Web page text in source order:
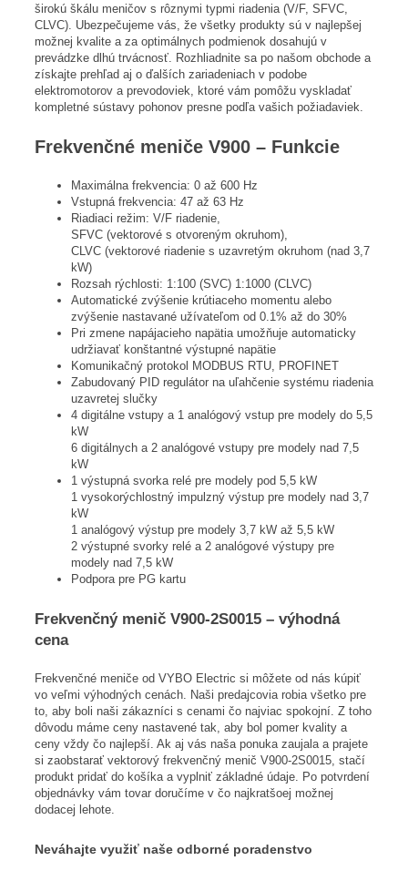
širokú škálu meničov s rôznymi typmi riadenia (V/F, SFVC,
CLVC). Ubezpečujeme vás, že všetky produkty sú v najlepšej
možnej kvalite a za optimálnych podmienok dosahujú v
prevádzke dlhú trvácnosť. Rozhliadnite sa po našom obchode a
získajte prehľad aj o ďalších zariadeniach v podobe
elektromotorov a prevodoviek, ktoré vám pomôžu vyskladať
kompletné sústavy pohonov presne podľa vašich požiadaviek.
Frekvenčné meniče V900 – Funkcie
Maximálna frekvencia: 0 až 600 Hz
Vstupná frekvencia: 47 až 63 Hz
Riadiaci režim: V/F riadenie,
SFVC (vektorové s otvoreným okruhom),
CLVC (vektorové riadenie s uzavretým okruhom (nad 3,7
kW)
Rozsah rýchlosti: 1:100 (SVC) 1:1000 (CLVC)
Automatické zvýšenie krútiaceho momentu alebo
zvýšenie nastavané užívateľom od 0.1% až do 30%
Pri zmene napájacieho napätia umožňuje automaticky
udržiavať konštantné výstupné napätie
Komunikačný protokol MODBUS RTU, PROFINET
Zabudovaný PID regulátor na uľahčenie systému riadenia
uzavretej slučky
4 digitálne vstupy a 1 analógový vstup pre modely do 5,5
kW
6 digitálnych a 2 analógové vstupy pre modely nad 7,5
kW
1 výstupná svorka relé pre modely pod 5,5 kW
1 vysokorýchlostný impulzný výstup pre modely nad 3,7
kW
1 analógový výstup pre modely 3,7 kW až 5,5 kW
2 výstupné svorky relé a 2 analógové výstupy pre
modely nad 7,5 kW
Podpora pre PG kartu
Frekvenčný menič V900-2S0015 – výhodná
cena
Frekvenčné meniče od VYBO Electric si môžete od nás kúpiť
vo veľmi výhodných cenách. Naši predajcovia robia všetko pre
to, aby boli naši zákazníci s cenami čo najviac spokojní. Z toho
dôvodu máme ceny nastavené tak, aby bol pomer kvality a
ceny vždy čo najlepší. Ak aj vás naša ponuka zaujala a prajete
si zaobstarať vektorový frekvenčný menič V900-2S0015, stačí
produkt pridať do košíka a vyplniť základné údaje. Po potvrdení
objednávky vám tovar doručíme v čo najkratšoej možnej
dodacej lehote.
Neváhajte využiť naše odborné poradenstvo